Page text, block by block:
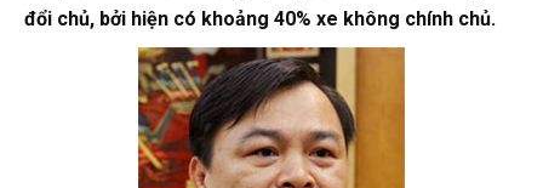
đổi chủ, bởi hiện có khoảng 40% xe không chính chủ.